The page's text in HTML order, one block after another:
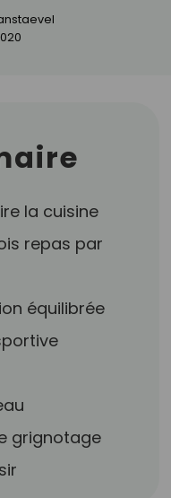
la cuisine
repas par
équilibrée
grignotage